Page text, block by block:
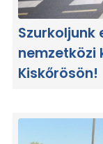
Szurkoljunk
nemzetközi
Kiskőrösön!